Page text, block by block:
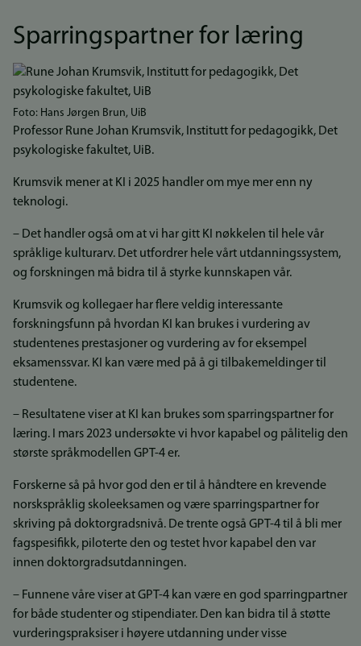
Sparringspartner for læring
Bilde
Foto: Hans Jørgen Brun, UiB
Professor Rune Johan Krumsvik, Institutt for pedagogikk, Det
psykologiske fakultet, UiB.
Krumsvik mener at KI i 2025 handler om mye mer enn ny
teknologi.
– Det handler også om at vi har gitt KI nøkkelen til hele vår
språklige kulturarv. Det utfordrer hele vårt utdanningssystem,
og forskningen må bidra til å styrke kunnskapen vår.
Krumsvik og kollegaer har flere veldig interessante
forskningsfunn på hvordan KI kan brukes i vurdering av
studentenes prestasjoner og vurdering av for eksempel
eksamenssvar. KI kan være med på å gi tilbakemeldinger til
studentene.
– Resultatene viser at KI kan brukes som sparringspartner for
læring. I mars 2023 undersøkte vi hvor kapabel og pålitelig den
største språkmodellen GPT-4 er.
Forskerne så på hvor god den er til å håndtere en krevende
norskspråklig skoleeksamen og være sparringspartner for
skriving på doktorgradsnivå. De trente også GPT-4 til å bli mer
fagspesifikk, piloterte den og testet hvor kapabel den var
innen doktorgradsutdanningen.
– Funnene våre viser at GPT-4 kan være en god sparringpartner
for både studenter og stipendiater. Den kan bidra til å støtte
vurderingspraksiser i høyere utdanning under visse